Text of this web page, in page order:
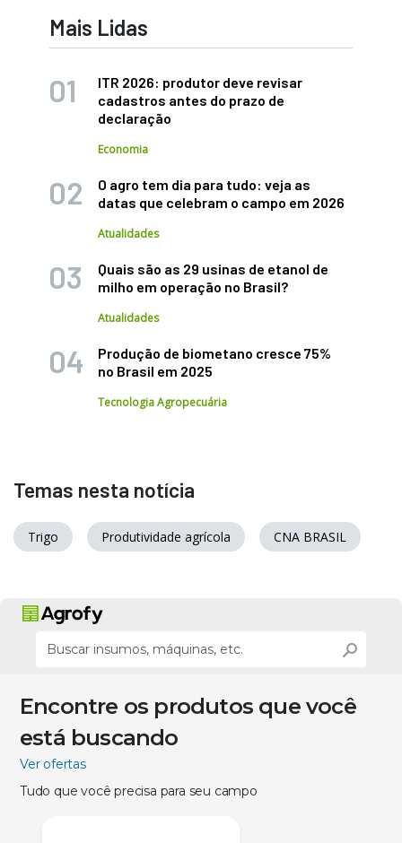
Mais Lidas
ITR 2026: produtor deve revisar
cadastros antes do prazo de
declaração
Economia
O agro tem dia para tudo: veja as
datas que celebram o campo em 2026
Atualidades
Quais são as 29 usinas de etanol de
milho em operação no Brasil?
Atualidades
Produção de biometano cresce 75%
no Brasil em 2025
Tecnologia Agropecuária
Temas nesta notícia
Trigo Produtividade agrícola CNA BRASIL
Encontre os produtos que você
está buscando
Ver ofertas
Tudo que você precisa para seu campo